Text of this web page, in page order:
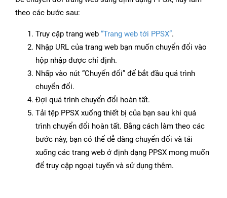
theo các bước sau:
Truy cập trang web “Trang web tới PPSX”.
Nhập URL của trang web bạn muốn chuyển đổi vào
hộp nhập được chỉ định.
Nhấp vào nút “Chuyển đổi” để bắt đầu quá trình
chuyển đổi.
Đợi quá trình chuyển đổi hoàn tất.
Tải tệp PPSX xuống thiết bị của bạn sau khi quá
trình chuyển đổi hoàn tất. Bằng cách làm theo các
bước này, bạn có thể dễ dàng chuyển đổi và tải
xuống các trang web ở định dạng PPSX mong muốn
để truy cập ngoại tuyến và sử dụng thêm.